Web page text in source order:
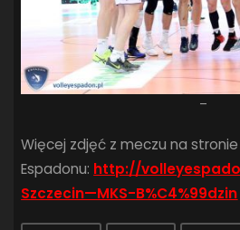
–
Więcej zdjęć z meczu na stronie
Espadonu: http://
Szczecin—MKS-B%C4%99dzin